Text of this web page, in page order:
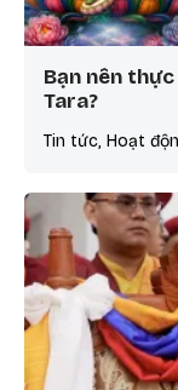
Bạn nên
Tara?
Tin tức, Hoạt